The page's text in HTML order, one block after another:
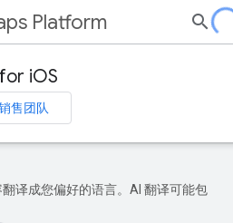
Platform
iOS
售团队
译成您偏好的语言。AI 翻译可能包